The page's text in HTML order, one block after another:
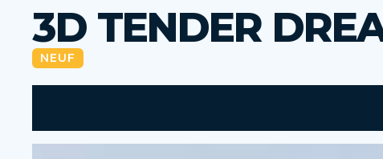
3D TENDER
NEUF